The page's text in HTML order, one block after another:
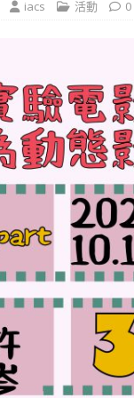
iacs 活動 0